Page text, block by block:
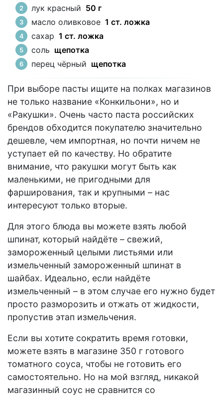
лук красный 50 г
масло оливковое 1 ст. ложка
сахар 1 ст. ложка
соль щепотка
перец чёрный щепотка
При выборе пасты ищите на полках магазинов
не только название «Конкильони», но и
«Ракушки». Очень часто паста российских
брендов обходится покупателю значительно
дешевле, чем импортная, но почти ничем не
уступает ей по качеству. Но обратите
внимание, что ракушки могут быть как
маленькими, не пригодными для
фарширования, так и крупными – нас
интересуют только вторые.
Для этого блюда вы можете взять любой
шпинат, который найдёте – свежий,
замороженный целыми листьями или
измельченный замороженный шпинат в
шайбах. Идеально, если найдёте
измельченный – в этом случае его нужно будет
просто разморозить и отжать от жидкости,
пропустив этап измельчения.
Если вы хотите сократить время готовки,
можете взять в магазине 350 г готового
томатного соуса, чтобы не готовить его
самостоятельно. Но на мой взгляд, никакой
магазинный соус не сравнится со